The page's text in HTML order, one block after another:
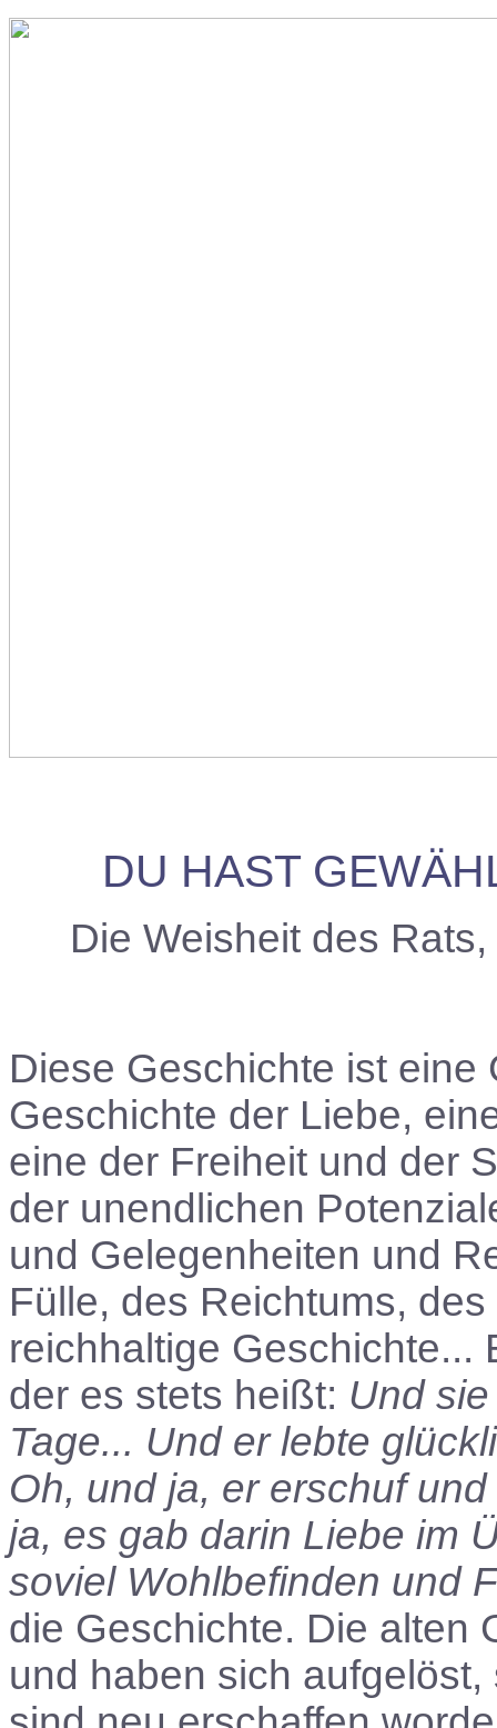
DU HAST
Die Weisheit des
Diese Geschichte ist
Geschichte der Liebe,
eine der Freiheit und der
der unendlichen
und Gelegenheiten und
Fülle, des Reichtums,
reichhaltige Geschichte...
der es stets heißt: Und
Tage... Und er lebte
Oh, und ja, er erschuf
ja, es gab darin Liebe im
soviel Wohlbefinden und
die Geschichte. Die alten
und haben sich